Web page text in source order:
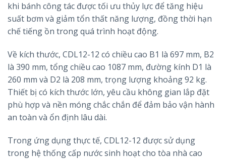
khi bánh công tác được tối ưu thủy lực để tăng hiệu
suất bơm và giảm tổn thất năng lượng, đồng thời hạn
chế tiếng ồn trong quá trình hoạt động.
Về kích thước, CDL12-12 có chiều cao B1 là 697 mm, B2
là 390 mm, tổng chiều cao 1087 mm, đường kính D1 là
260 mm và D2 là 208 mm, trọng lượng khoảng 92 kg.
Thiết bị có kích thước lớn, yêu cầu không gian lắp đặt
phù hợp và nền móng chắc chắn để đảm bảo vận hành
an toàn và ổn định lâu dài.
Trong ứng dụng thực tế, CDL12-12 được sử dụng
trong hệ thống cấp nước sinh hoạt cho tòa nhà cao